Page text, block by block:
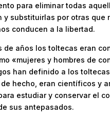
para eliminar todas
y substituirlas por otras que
conducen a la libertad.
de años los toltecas eran
«mujeres y hombres de
han definido a los
hecho, eran científicos y
estudiar y conservar el
sus antepasados.